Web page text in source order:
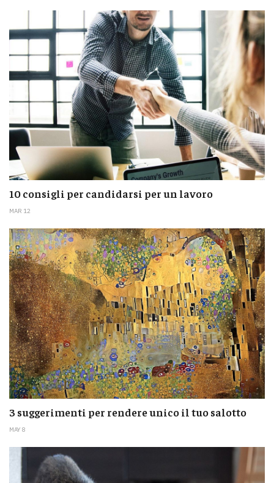
10 consigli per candidarsi per un lavoro
MAR 12
3 suggerimenti per rendere unico il tuo salotto
MAY 8